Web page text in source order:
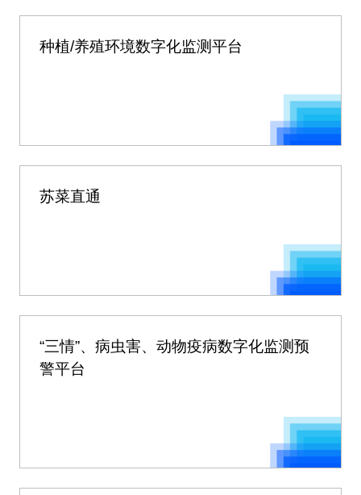
种植/养殖环境数字化监测平台
苏菜直通
“三情”、病虫害、动物疫病数字化监测预
警平台